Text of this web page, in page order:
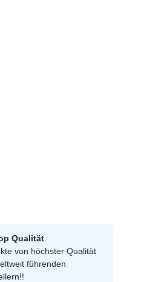
Qualität
von höchster Qualität
führenden